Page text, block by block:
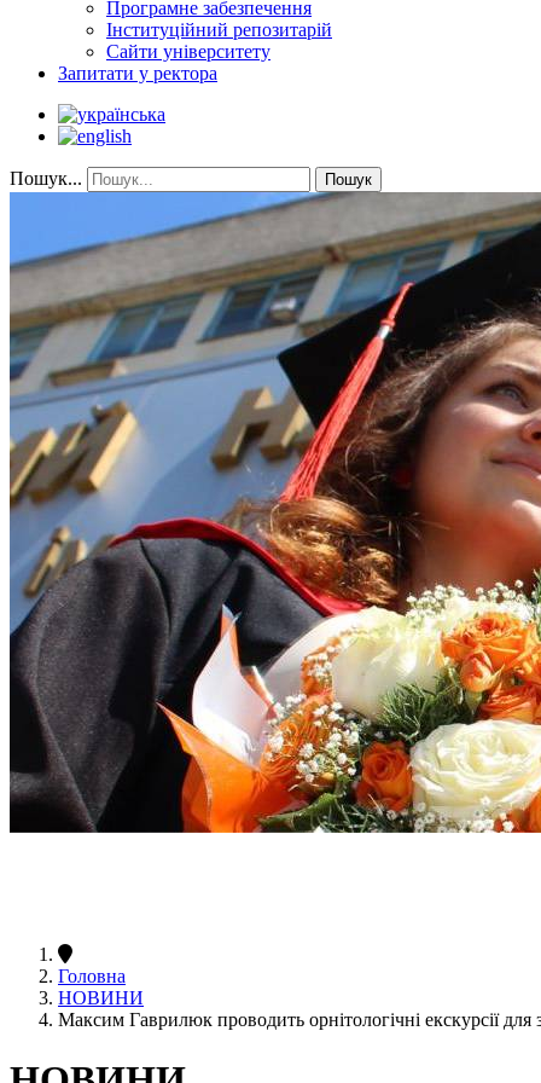
Програмне забезпечення
Інституційний репозитарій
Сайти університету
Запитати у ректора
Пошук... Пошук
Головна
НОВИНИ
Максим Гаврилюк проводить орнітологічні екскурсії